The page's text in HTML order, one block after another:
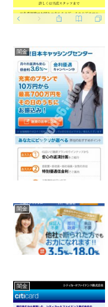
闇金
闇金
闇金